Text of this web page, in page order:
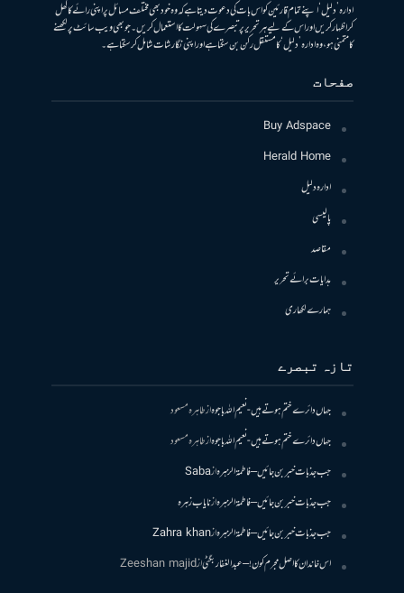
ادارہ ’دلیل‘ اپنے تمام قارئین کو اس بات کی دعوت دیتا ہے کہ وہ خود بھی مختلف مسائل پر اپنی رائے کا کھل
کر اظہار کریں اور اس کے لیے ہر تحریر پر تبصرے کی سہولت کا استعمال کریں۔ جو بھی ویب سائٹ پر لکھنے
کا متمنی ہو، وہ ادارہ ’دلیل‘ کا مستقل رکن بن سکتا ہے اور اپنی نگارشات شامل کرسکتا ہے۔
صفحات
Buy Adspace
Herald Home
ادارہ دلیل
پالیسی
مقاصد
ہدایات برائے تحریر
ہمارے لکھاری
تازہ تبصرے
جہاں دائرے ختم ہوتے ہیں- نعیم اللہ باجوہازطاہرہ مسعود
جہاں دائرے ختم ہوتے ہیں- نعیم اللہ باجوہازطاہرہ مسعود
جب جذبات خبر بن جائیں – فاطمۃالزہرہازSaba
جب جذبات خبر بن جائیں – فاطمۃالزہرہازنایاب زہرہ
جب جذبات خبر بن جائیں – فاطمۃالزہرہازZahra khan
اس خاندان کا اصل مجرم کون! – عبدالغفار بگٹیازZeeshan majid